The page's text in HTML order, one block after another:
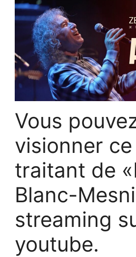
Vous
visionner
traitant de
Blanc-
streaming
youtube.